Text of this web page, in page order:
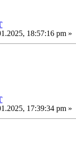
18:57:16 pm »
17:39:34 pm »